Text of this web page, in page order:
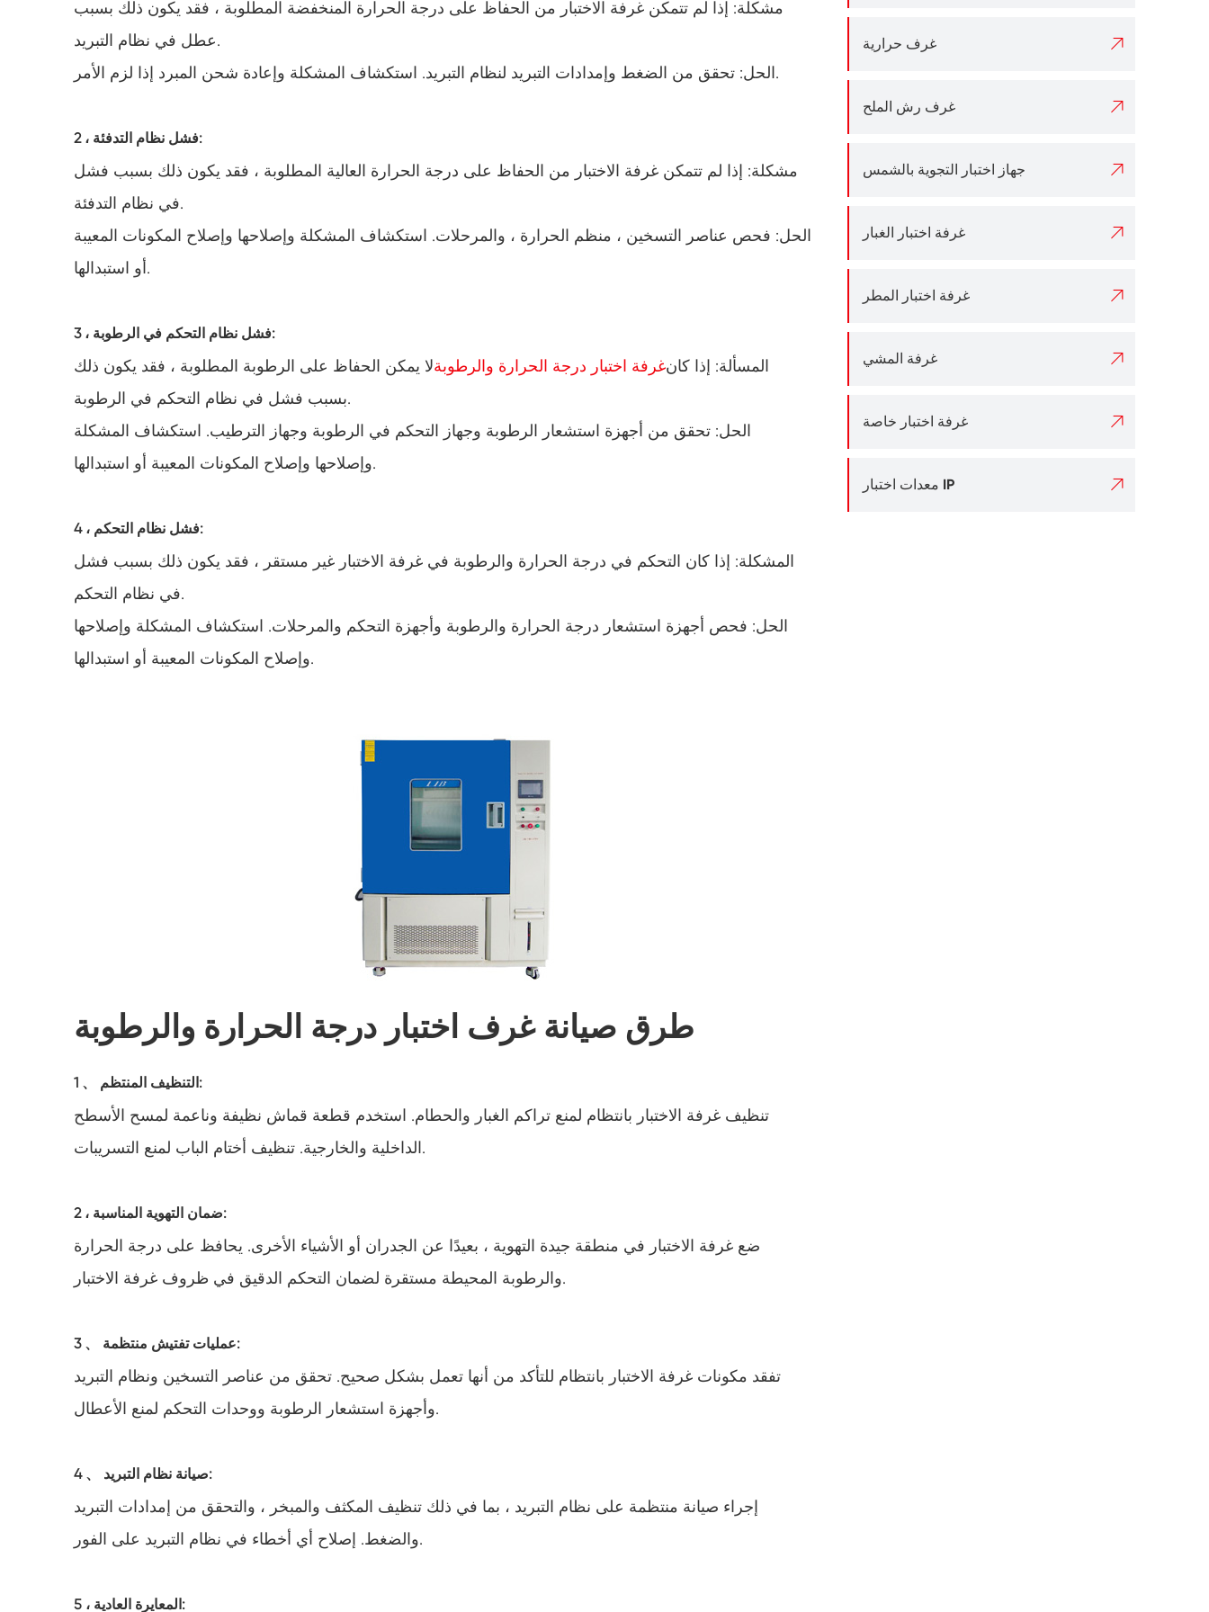
بطارية مقاومة للانفجار غرفة هروب حرارية
غرفة اختبار العمر الرف
غرفة محاكاة درجة الحرارة البيئية
الحرارة
غرفة اختبار الرطوبة البيئية
فرن صناعي للبطاريات
غرفة الرطوبة الباردة الساخنة
غرفة اختبار درجة الحرارة وانخفاض ضغط الهواء
غرفة اختبار ثبات الشيخوخة للتحلل المائي
الفتيل الرطب لغرفة اختبار الرطوبة
غرفة اختبار بيئية متعددة الاستخدامات
غرفة إساءة المعاملة الحرارية
حجرة الرطوبة
أجهزة اختبار الألواح الكهروضوئية
غرفة تكييف
مشكلة: إذا لم تتمكن غرفة الاختبار من الحفاظ على درجة الحرارة المنخفضة المطلوبة ، فقد يكون ذلك بسبب
عطل في نظام التبريد.
الحل: تحقق من الضغط وإمدادات التبريد لنظام التبريد. استكشاف المشكلة وإعادة شحن المبرد إذا لزم الأمر.
2 ، فشل نظام التدفئة:
مشكلة: إذا لم تتمكن غرفة الاختبار من الحفاظ على درجة الحرارة العالية المطلوبة ، فقد يكون ذلك بسبب فشل
في نظام التدفئة.
الحل: فحص عناصر التسخين ، منظم الحرارة ، والمرحلات. استكشاف المشكلة وإصلاحها وإصلاح المكونات المعيبة
أو استبدالها.
3 ، فشل نظام التحكم في الرطوبة:
المسألة: إذا كانغرفة اختبار درجة الحرارة والرطوبةلا يمكن الحفاظ على الرطوبة المطلوبة ، فقد يكون ذلك
بسبب فشل في نظام التحكم في الرطوبة.
الحل: تحقق من أجهزة استشعار الرطوبة وجهاز التحكم في الرطوبة وجهاز الترطيب. استكشاف المشكلة
وإصلاحها وإصلاح المكونات المعيبة أو استبدالها.
4 ، فشل نظام التحكم:
المشكلة: إذا كان التحكم في درجة الحرارة والرطوبة في غرفة الاختبار غير مستقر ، فقد يكون ذلك بسبب فشل
في نظام التحكم.
الحل: فحص أجهزة استشعار درجة الحرارة والرطوبة وأجهزة التحكم والمرحلات. استكشاف المشكلة وإصلاحها
وإصلاح المكونات المعيبة أو استبدالها.
طرق صيانة غرف اختبار درجة الحرارة والرطوبة
1 、 التنظيف المنتظم:
تنظيف غرفة الاختبار بانتظام لمنع تراكم الغبار والحطام. استخدم قطعة قماش نظيفة وناعمة لمسح الأسطح
الداخلية والخارجية. تنظيف أختام الباب لمنع التسريبات.
2 ، ضمان التهوية المناسبة:
ضع غرفة الاختبار في منطقة جيدة التهوية ، بعيدًا عن الجدران أو الأشياء الأخرى. يحافظ على درجة الحرارة
والرطوبة المحيطة مستقرة لضمان التحكم الدقيق في ظروف غرفة الاختبار.
3 、 عمليات تفتيش منتظمة:
تفقد مكونات غرفة الاختبار بانتظام للتأكد من أنها تعمل بشكل صحيح. تحقق من عناصر التسخين ونظام التبريد
وأجهزة استشعار الرطوبة ووحدات التحكم لمنع الأعطال.
4 、 صيانة نظام التبريد:
إجراء صيانة منتظمة على نظام التبريد ، بما في ذلك تنظيف المكثف والمبخر ، والتحقق من إمدادات التبريد
والضغط. إصلاح أي أخطاء في نظام التبريد على الفور.
5 ، المعايرة العادية:
غرف حرارية 
غرف رش الملح 
جهاز اختبار التجوية بالشمس 
غرفة اختبار الغبار 
غرفة اختبار المطر 
غرفة المشي 
غرفة اختبار خاصة 
معدات اختبار IP 